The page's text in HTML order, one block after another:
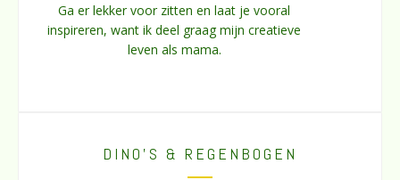
Ga er lekker voor zitten en laat je vooral
inspireren, want ik deel graag mijn creatieve
leven als mama.
DINO’S & REGENBOGEN